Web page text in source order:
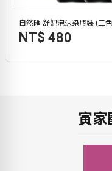
自然匯 舒妃泡沫染瓶裝 (三
NT$ 480
寅